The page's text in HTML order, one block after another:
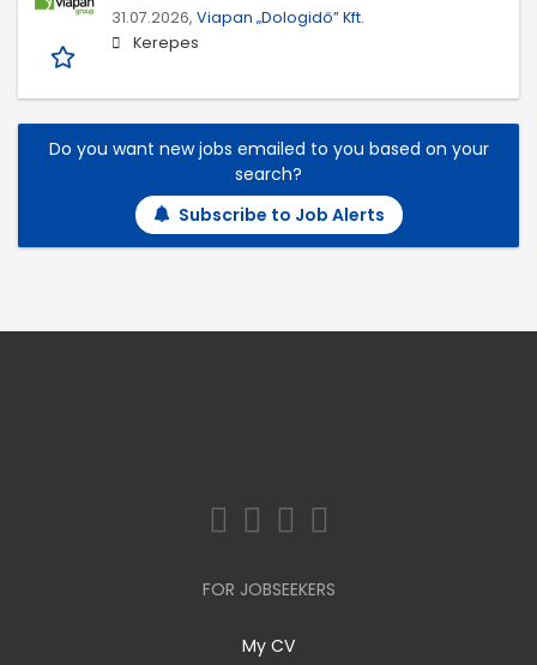
31.07.2026, Viapan „Dologidő” Kft.
Kerepes
Do you want new jobs emailed to you based on your
search?
Subscribe to Job Alerts
FOR JOBSEEKERS
My CV